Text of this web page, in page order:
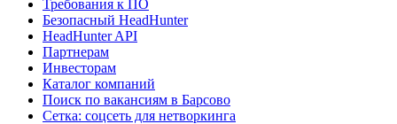
Требования к ПО
Безопасный HeadHunter
HeadHunter API
Партнерам
Инвесторам
Каталог компаний
Поиск по вакансиям в Барсово
Сетка: соцсеть для нетворкинга